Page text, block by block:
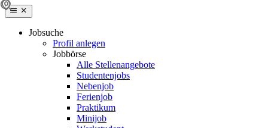
Jobsuche
Profil anlegen
Jobbörse
Alle Stellenangebote
Studentenjobs
Nebenjob
Ferienjob
Praktikum
Minijob